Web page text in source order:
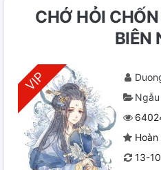
CHỚ HỎI
BIÊN
13-